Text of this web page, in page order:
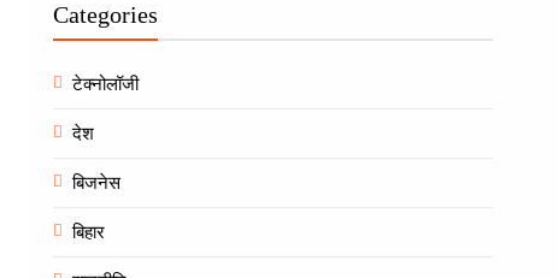
Categories
टेक्नोलॉजी
देश
बिजनेस
बिहार